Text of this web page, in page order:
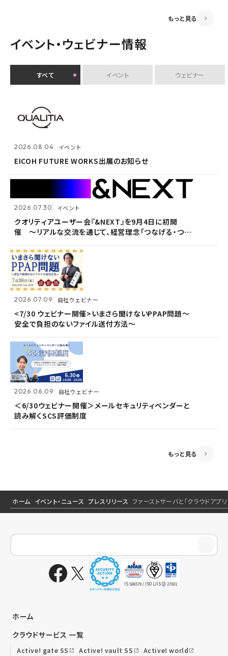
もっと見る
イベント・ウェビナー情報
すべて イベント ウェビナー
2026.08.04 イベント
EICOH FUTURE WORKS出展のお知らせ
2026.07.30 イベント
クオリティアユーザー会『&NEXT』を9月4日に初開
催 〜リアルな交流を通じて、経営理念「つなげる・つな
2026.07.09 自社ウェビナー
<7/30 ウェビナー開催>いまさら聞けないPPAP問題～
安全で負担のないファイル送付方法～
2026.06.09 自社ウェビナー
＜6/30ウェビナー開催＞メールセキュリティベンダーと
読み解くSCS評価制度
2026.08.04 イベント
EICOH FUTURE WORKS出展のお知らせ
2026.07.30 イベント
クオリティアユーザー会『&NEXT』を9月4日に初開
催 〜リアルな交流を通じて、経営理念「つなげる・つな
2026.07.09 自社ウェビナー
<7/30 ウェビナー開催>いまさら聞けないPPAP問題～
安全で負担のないファイル送付方法～
2026.06.09 自社ウェビナー
＜6/30ウェビナー開催＞メールセキュリティベンダーと
読み解くSCS評価制度
2026.07.30
クオリティアユーザー会『&NEXT』を9月4日に初開
催 〜リアルな交流を通じて、経営理念「つなげる・つな
がる想いを未来へつなぐ」を体現〜
2026.07.09 自社ウェビナー
<7/30 ウェビナー開催>いまさら聞けないPPAP問題～
2026.06.09 自社ウェビナー
＜6/30ウェビナー開催＞メールセキュリティベンダーと
2026.04.28 共催ウェビナー
＜5/21ウェビナー開催＞ゼロトラスト思考～信用しない
もっと見る
ホーム イベント・ニュース プレスリリース ファーストサーバと「クラウドア
IS 586579 / ISO (JIS Q) 27001
ホーム
クラウドサービス 一覧
Active! gate SS Active! vault SS Active! world